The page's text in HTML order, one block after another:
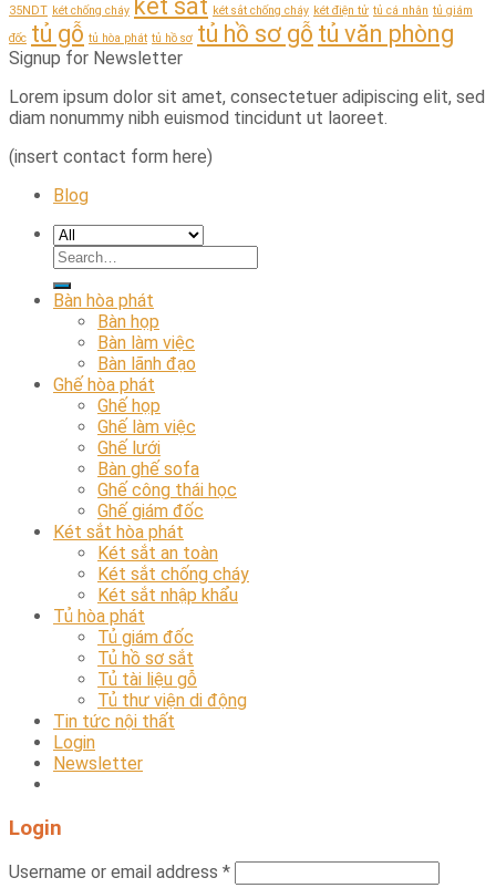
35NDT két chống cháy két sắt két sắt chống cháy két điện tử tủ cá nhân tủ giám
đốc tủ gỗ tủ hòa phát tủ hồ sơ tủ hồ sơ gỗ tủ văn phòng
Signup for Newsletter
Lorem ipsum dolor sit amet, consectetuer adipiscing elit, sed
diam nonummy nibh euismod tincidunt ut laoreet.
(insert contact form here)
Blog
Bàn hòa phát
Bàn họp
Bàn làm việc
Bàn lãnh đạo
Ghế hòa phát
Ghế họp
Ghế làm việc
Ghế lưới
Bàn ghế sofa
Ghế công thái học
Ghế giám đốc
Két sắt hòa phát
Két sắt an toàn
Két sắt chống cháy
Két sắt nhập khẩu
Tủ hòa phát
Tủ giám đốc
Tủ hồ sơ sắt
Tủ tài liệu gỗ
Tủ thư viện di động
Tin tức nội thất
Login
Newsletter
Login
Username or email address *